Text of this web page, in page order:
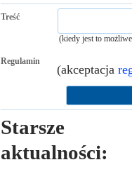
Treść
(kiedy jest to
Regulamin
(akceptacja
Starsze
aktualności: